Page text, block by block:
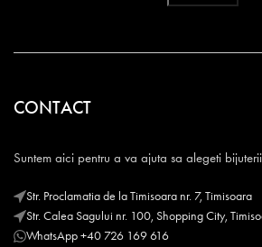
CONTACT
Suntem aici pentru a va ajuta sa alegeti
Str. Proclamatia de la Timisoara nr. 7, Timisoara
Str. Calea Sagului nr. 100, Shopping City,
WhatsApp +40 726 169 616